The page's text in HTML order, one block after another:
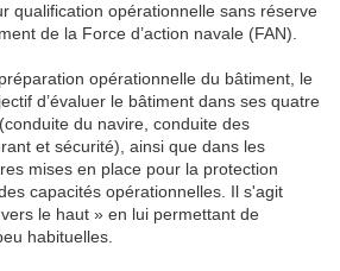
qualification opérationnelle sans réserve
de la Force d’action navale (FAN).
opérationnelle du bâtiment, le
d’évaluer le bâtiment dans ses quatre
du navire, conduite des
et sécurité), ainsi que dans les
mises en place pour la protection
capacités opérationnelles. Il s'agit
le haut » en lui permettant de
habituelles.